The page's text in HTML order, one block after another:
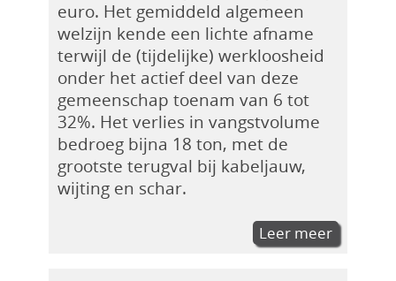
euro. Het gemiddeld algemeen
welzijn kende een lichte afname
terwijl de (tijdelijke) werkloosheid
onder het actief deel van deze
gemeenschap toenam van 6 tot
32%. Het verlies in vangstvolume
bedroeg bijna 18 ton, met de
grootste terugval bij kabeljauw,
wijting en schar.
Leer meer